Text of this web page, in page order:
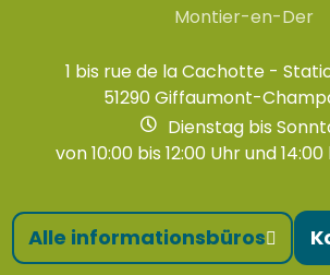
Montier-en-Der
1 bis rue de la Cachotte -
51290 Giffaumont-
Dienstag bis
von 10:00 bis 12:00 Uhr und
Alle informationsbüros